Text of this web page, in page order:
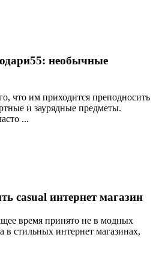
необычные
что им приходится преподносить
и заурядные предметы.
...
casual интернет магазин
время принято не в модных
в стильных интернет магазинах,